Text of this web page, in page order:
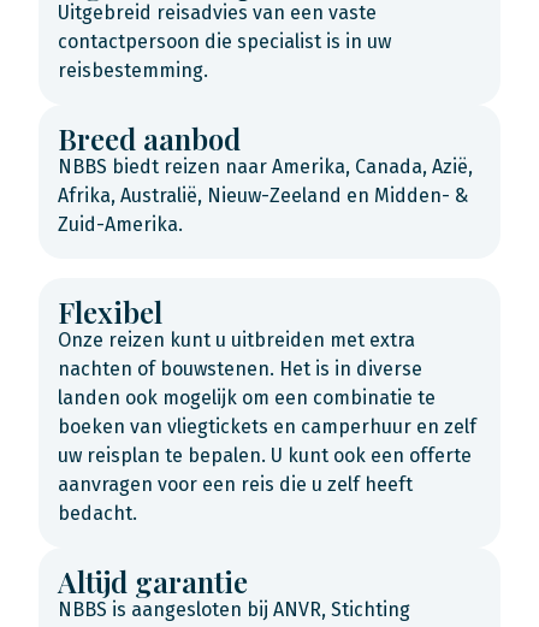
Uitgebreid reisadvies van een vaste
contactpersoon die specialist is in uw
reisbestemming.
Breed aanbod
NBBS biedt reizen naar Amerika, Canada, Azië,
Afrika, Australië, Nieuw-Zeeland en Midden- &
Zuid-Amerika.
Flexibel
Onze reizen kunt u uitbreiden met extra
nachten of bouwstenen. Het is in diverse
landen ook mogelijk om een combinatie te
boeken van vliegtickets en camperhuur en zelf
uw reisplan te bepalen. U kunt ook een offerte
aanvragen voor een reis die u zelf heeft
bedacht.
Altijd garantie
NBBS is aangesloten bij ANVR, Stichting